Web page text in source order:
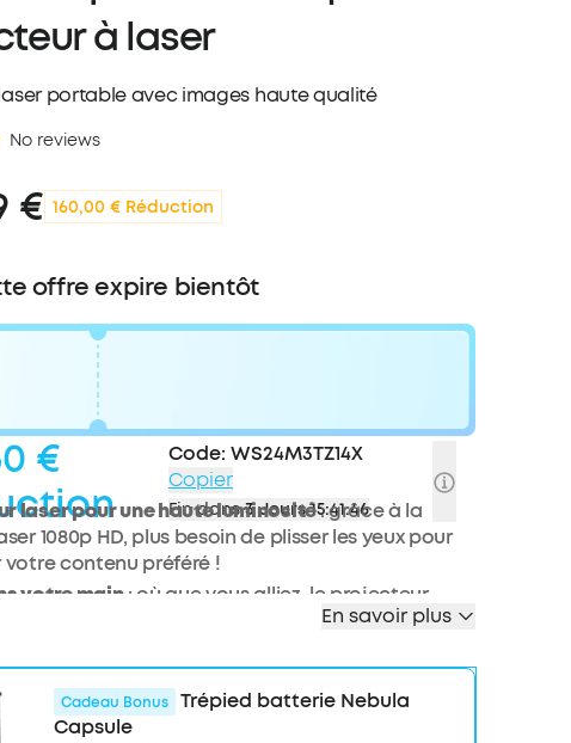
Se connecter
à laser
portable avec images haute qualité
No reviews
€ 160,00 € Réduction
offre expire bientôt
€
Code: WS24M3TZ14X
Copier
Fin dans3 Jours 15:41:43
laser pour une haute luminosité: grâce à la
1080p HD, plus besoin de plisser les yeux pour
votre contenu préféré !
votre main: où que vous alliez, le projecteur
3 Laser est facile à transporter. Il pèse seulement
similaire.
d’autonomie :regarder un film entier sans vous
l’état de charge du projecteur, c’est possible,
En savoir plus
Cadeau Bonus
Trépied batterie Nebula
Capsule